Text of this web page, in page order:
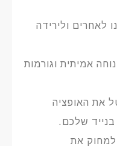
לאחרים ולירידה
אמיתית וגורמות
את האופציה
שלכם.
למחוק את